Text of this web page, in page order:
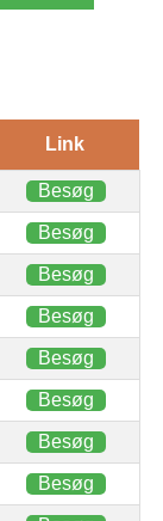
Link
Besøg
Besøg
Besøg
Besøg
Besøg
Besøg
Besøg
Besøg